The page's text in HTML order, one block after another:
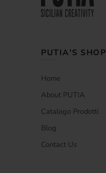
PUTIA'S SHOP
Home
About PUTIA
Catalogo Prodotti
Blog
Contact Us